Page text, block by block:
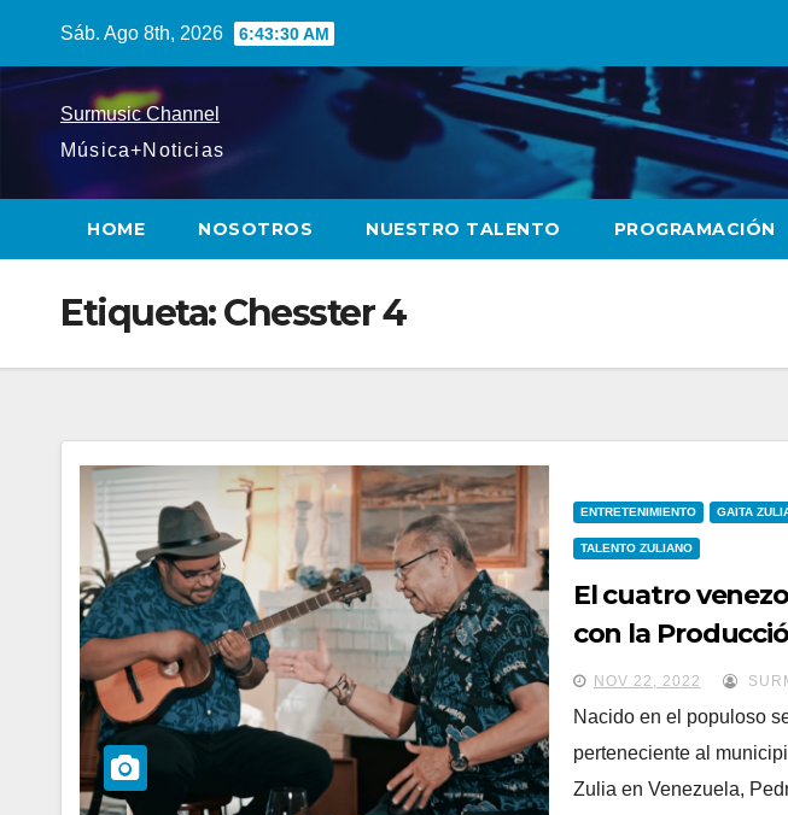
contenido
Sáb. Ago 8th, 2026 6:43:31 AM
Surmusic Channel
Música+Noticias
HOME NOSOTROS NUESTRO TALENTO PROGRAMACIÓN
Etiqueta:Chesster 4
ENTRETENIMIENTO GAITA
TALENTO ZULIANO
El cuatro
con la
cuerdas» de
NOV 22, 2022
Nacido en el populoso
perteneciente al
Zulia en Venezuela,